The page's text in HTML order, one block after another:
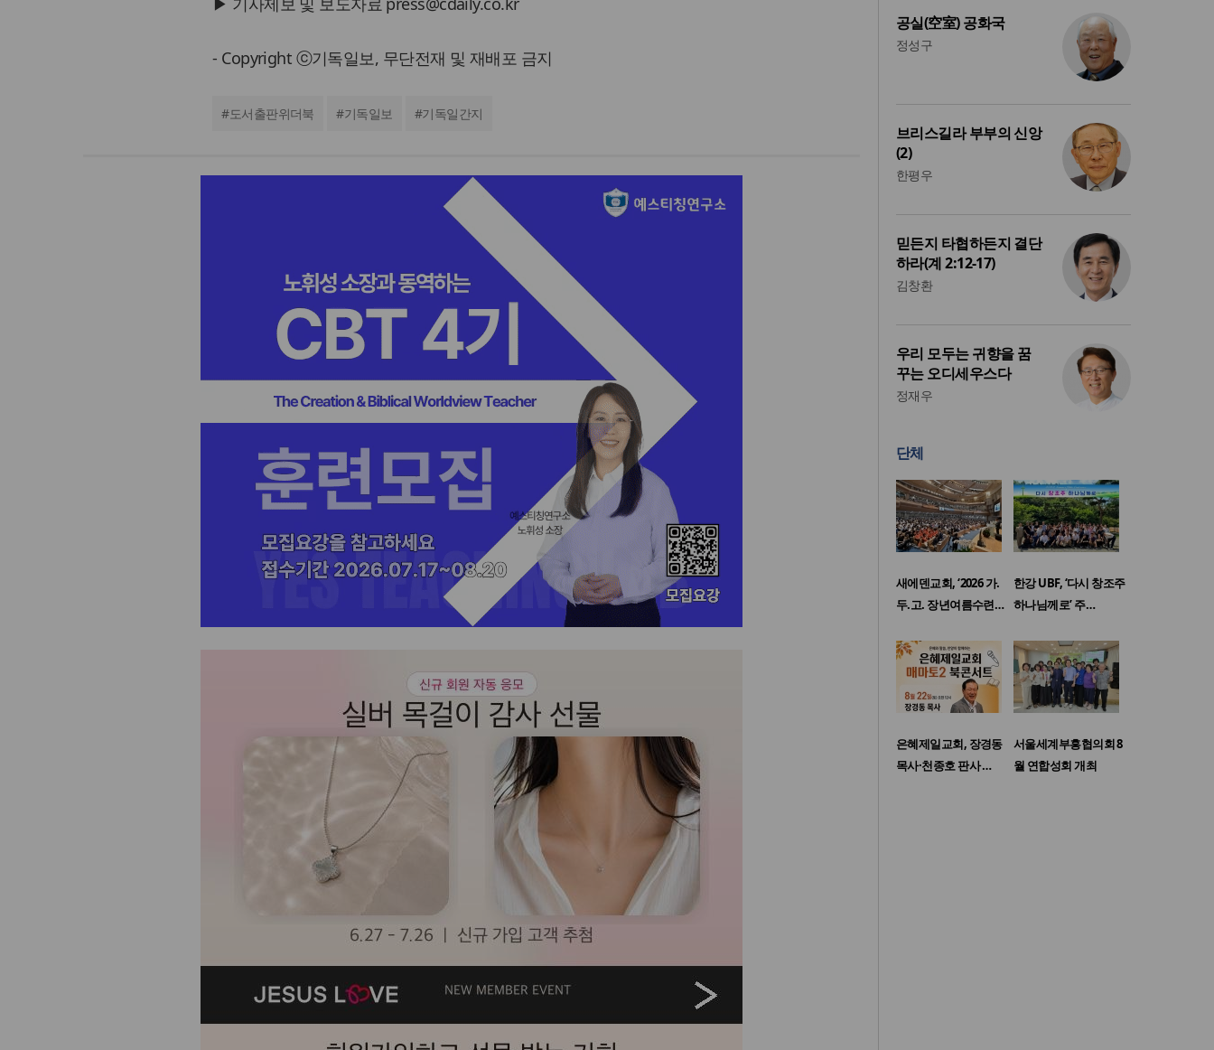
- Copyright ⓒ기독일보, 무단전재 및 재배포 금지
#도서출판위더북 #기독일보 #기독일간지
공실(空室) 공화국
정성구
브리스길라 부부의 신앙
(2)
한평우
믿든지 타협하든지 결단
하라(계 2:12-17)
김창환
우리 모두는 귀향을 꿈
꾸는 오디세우스다
정재우
단체
새에덴교회, ‘2026 가.
두.고. 장년여름수련…
한강 UBF, ‘다시 창조주
하나님께로’ 주…
은혜제일교회, 장경동
목사·천종호 판사 …
서울세계부흥협의회 8
월 연합성회 개최